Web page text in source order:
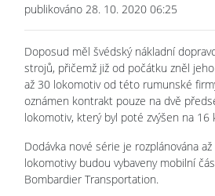
publikováno 28. 10. 2020 06:25
Doposud měl švédský nákladní
strojů, přičemž již od počátku zněl
až 30 lokomotiv od této rumunské
oznámen kontrakt pouze na dvě
lokomotiv, který byl poté zvýšen na 16
Dodávka nové série je rozplánována
lokomotivy budou vybaveny mobilní
Bombardier Transportation.